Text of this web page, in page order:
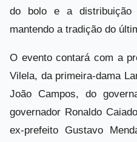
do bolo e a
mantendo a tradição do
O evento contará com a
Vilela, da primeira-dama
João Campos, do
governador Ronaldo
ex-prefeito Gustavo